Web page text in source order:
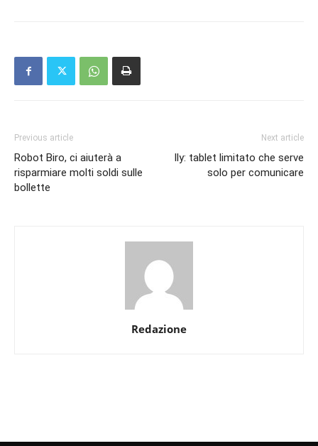
Previous article
Robot Biro, ci aiuterà a
risparmiare molti soldi sulle
bollette
Next article
Ily: tablet limitato che serve
solo per comunicare
Redazione